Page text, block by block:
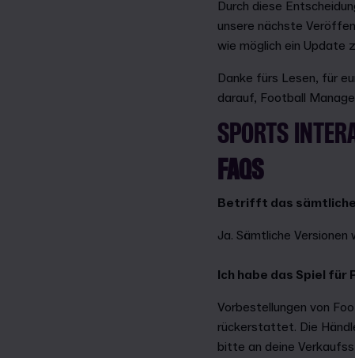
Durch diese
unsere nächste
wie möglich ein Update
Danke fürs Lesen, für
darauf, Football
SPORTS
FAQS
Betrifft das sämtliche
Ja. Sämtliche
Ich habe das Spiel
Vorbestellungen von
rückerstattet. Die
bitte an deine